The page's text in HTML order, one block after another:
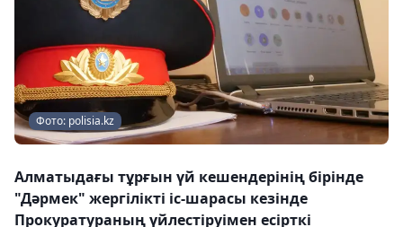
Фото: polisia.kz
Алматыдағы тұрғын үй кешендерінің бірінде
"Дәрмек" жергілікті іс-шарасы кезінде
Прокуратураның үйлестіруімен есірткі